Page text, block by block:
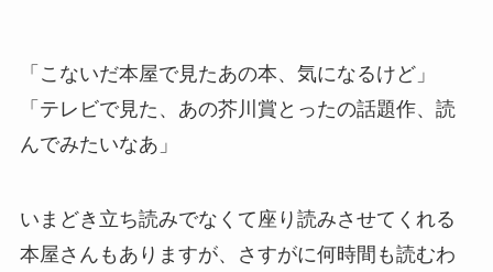
「こないだ本屋で見たあの本、気になるけど」
「テレビで見た、あの芥川賞とったの話題作、読
んでみたいなあ」
いまどき立ち読みでなくて座り読みさせてくれる
本屋さんもありますが、さすがに何時間も読むわ